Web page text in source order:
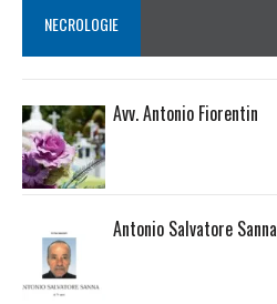
NECROLOGIE
Avv. Antonio Fiorentin
Antonio Salvatore Sanna